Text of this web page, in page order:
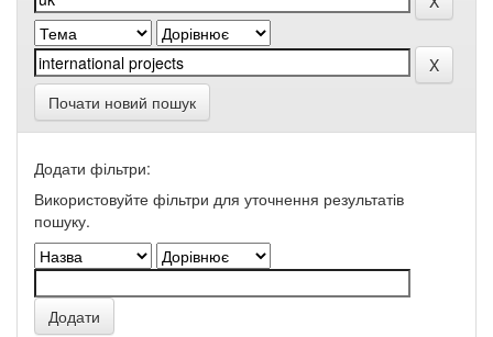
Почати новий пошук
Додати фільтри:
Використовуйте фільтри для уточнення результатів
пошуку.